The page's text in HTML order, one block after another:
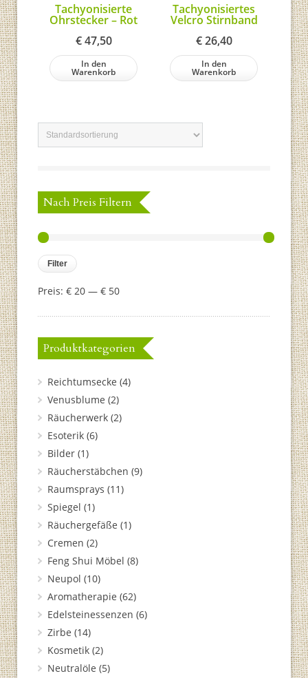
Tachyonisierte
Ohrstecker – Rot
€47,50
In den
Warenkorb
Tachyonisiertes
Velcro Stirnband
€26,40
In den
Warenkorb
Nach Preis Filtern
Filter
Preis: € 20— € 50
Produktkategorien
Reichtumsecke (4)
Venusblume (2)
Räucherwerk (2)
Esoterik (6)
Bilder (1)
Räucherstäbchen (9)
Raumsprays (11)
Spiegel (1)
Räuchergefäße (1)
Cremen (2)
Feng Shui Möbel (8)
Neupol (10)
Aromatherapie (62)
Edelsteinessenzen (6)
Zirbe (14)
Kosmetik (2)
Neutralöle (5)